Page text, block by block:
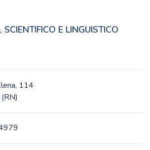
SCIENTIFICO E LINGUISTICO
114